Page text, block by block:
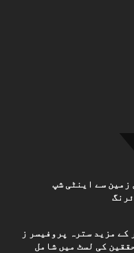
زمین سے اینٹی شپ
کے مزید سترہ پروفیسر ز
کی لسٹ میں شامل